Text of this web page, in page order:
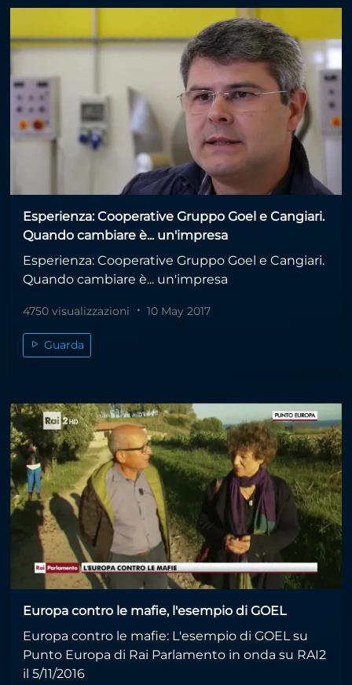
Esperienza: Cooperative Gruppo Goel e Cangiari.
Quando cambiare è... un'impresa
Esperienza: Cooperative Gruppo Goel e Cangiari.
Quando cambiare è... un'impresa
4750 visualizzazioni 10 May 2017
Guarda
Europa contro le mafie, l'esempio di GOEL
Europa contro le mafie: L'esempio di GOEL su
Punto Europa di Rai Parlamento in onda su RAI2
il 5/11/2016